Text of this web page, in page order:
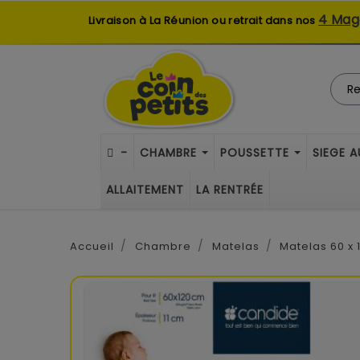
Livraison à La Réunion ou retrait dans nos 4
- CHAMBRE POUSSETTE SIEGE
ALLAITEMENT LA RENTRÉE
Accueil Chambre Matelas Matelas 60 x